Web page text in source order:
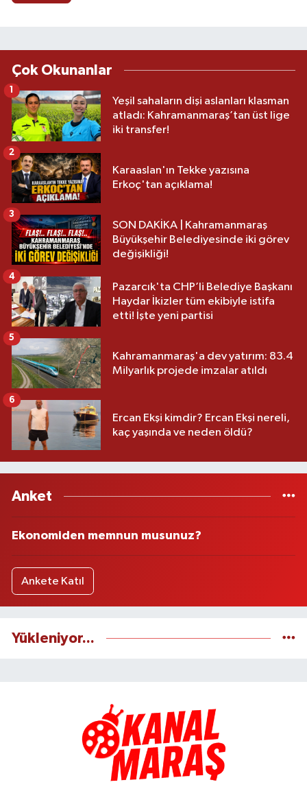
Çok Okunanlar
Yeşil sahaların dişi aslanları klasman
atladı: Kahramanmaraş’tan üst lige
iki transfer!
Karaaslan'ın Tekke yazısına
Erkoç'tan açıklama!
2
SON DAKİKA | Kahramanmaraş
Büyükşehir Belediyesinde iki görev
değişikliği!
3
Pazarcık'ta CHP’li Belediye Başkanı
Haydar İkizler tüm ekibiyle istifa
etti! İşte yeni partisi
4
Kahramanmaraş'a dev yatırım: 83.4
Milyarlık projede imzalar atıldı
5
Ercan Ekşi kimdir? Ercan Ekşi nereli,
kaç yaşında ve neden öldü?
6
Anket
Ekonomiden memnun musunuz?
Ankete Katıl
Yükleniyor...